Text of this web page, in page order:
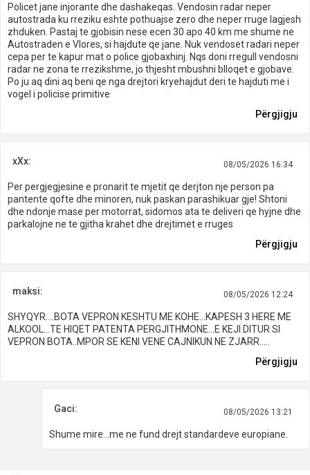
Policet jane injorante dhe dashakeqas. Vendosin radar neper
autostrada ku rreziku eshte pothuajse zero dhe neper rruge lagjesh
zhduken. Pastaj te gjobisin nese ecen 30 apo 40 km me shume ne
Autostraden e Vlores, si hajdute qe jane. Nuk vendoset radari neper
cepa per te kapur mat o police gjobaxhinj. Nqs doni rregull vendosni
radar ne zona te rrezikshme, jo thjesht mbushni blloqet e gjobave.
Po ju aq dini aq beni qe nga drejtori kryehajdut deri te hajduti me i
vogel i policise primitive
Përgjigju
xXx: 08/05/2026 16:34
Per pergjegjesine e pronarit te mjetit qe derjton nje person pa
pantente qofte dhe minoren, nuk paskan parashikuar gje! Shtoni
dhe ndonje mase per motorrat, sidomos ata te deliveri qe hyjne dhe
parkalojne ne te gjitha krahet dhe drejtimet e rruges
Përgjigju
maksi: 08/05/2026 12:24
SHYQYR....BOTA VEPRON KESHTU ME KOHE...KAPESH 3 HERE ME
ALKOOL...TE HIQET PATENTA PERGJITHMONE...E KEJI DITUR SI
VEPRON BOTA..MPOR SE KENI VENE CAJNIKUN NE ZJARR.....
Përgjigju
Gaci: 08/05/2026 13:21
Shume mire...me ne fund drejt standardeve europiane.